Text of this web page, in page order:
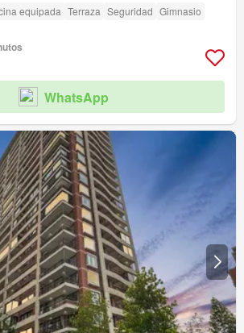
equipada Terraza Seguridad Gimnasio
WhatsApp